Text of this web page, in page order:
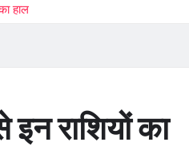
हाल
राशियों का